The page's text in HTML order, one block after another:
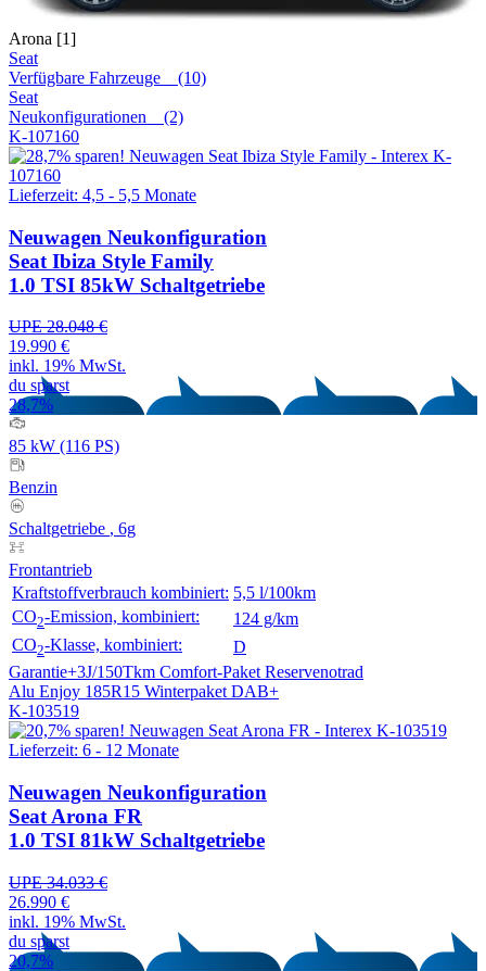
Arona [1]
Seat
Verfügbare Fahrzeuge (10)
Seat
Neukonfigurationen (2)
K-107160
Lieferzeit: 4,5 - 5,5 Monate
Neuwagen Neukonfiguration
Seat Ibiza Style Family
1.0 TSI 85kW Schaltgetriebe
UPE 28.048 €
19.990 €
inkl. 19% MwSt.
du sparst
28,7%
85 kW (116 PS)
Benzin
Schaltgetriebe , 6g
Frontantrieb
Kraftstoffverbrauch kombiniert: 5,5 l/100km
CO2-Emission, kombiniert:
124 g/km
CO2-Klasse, kombiniert:
D
Garantie+3J/150Tkm Comfort-Paket Reservenotrad
Alu Enjoy 185R15 Winterpaket DAB+
K-103519
Lieferzeit: 6 - 12 Monate
Neuwagen Neukonfiguration
Seat Arona FR
1.0 TSI 81kW Schaltgetriebe
UPE 34.033 €
26.990 €
inkl. 19% MwSt.
du sparst
20,7%